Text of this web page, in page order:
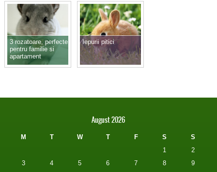
3 rozatoare, perfecte
pentru familie si
apartament
Iepurii pitici
August 2026
M T W T F S
S
1
2
3
4 5 6 7 8
9